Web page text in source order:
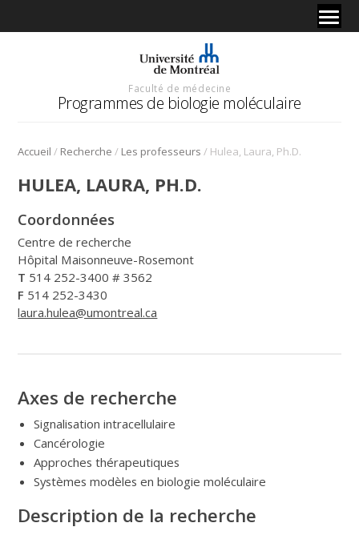
Faculté de médecine
Programmes de biologie moléculaire
Accueil / Recherche / Les professeurs / Hulea, Laura, Ph.D.
HULEA, LAURA, PH.D.
Coordonnées
Centre de recherche
Hôpital Maisonneuve-Rosemont
T 514 252-3400 # 3562
F 514 252-3430
laura.hulea@umontreal.ca
Axes de recherche
Signalisation intracellulaire
Cancérologie
Approches thérapeutiques
Systèmes modèles en biologie moléculaire
Description de la recherche